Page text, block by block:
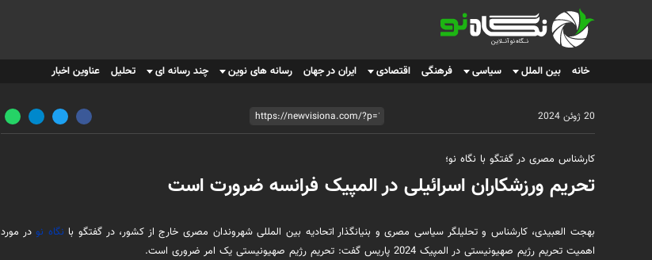
نگاه نو
خانه بین الملل سیاسی فرهنگی اقتصادی ایران در جهان رسانه های نوین چند رسانه ای تحلیل عناوین اخبار
20 ژوئن 2024
کارشناس مصری در گفتگو با نگاه نو؛
تحریم ورزشکاران اسرائیلی در المپیک فرانسه ضرورت است
بهجت العبیدی، کارشناس و تحلیلگر سیاسی مصری و بنیانگذار اتحادیه بین المللی شهروندان مصری خارج از کشور، در گفتگو با نگاه نودر مورد
اهمیت تحریم رژیم صهیونیستی در المپیک 2024 پاریس گفت: تحریم رژیم صهیونیستی یک امر ضروری است.